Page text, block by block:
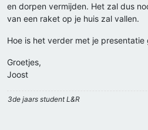
en dorpen vermijden. Het zal dus
van een raket op je huis zal vallen.
Hoe is het verder met je presentatie
Groetjes,
Joost
3de jaars student L&R